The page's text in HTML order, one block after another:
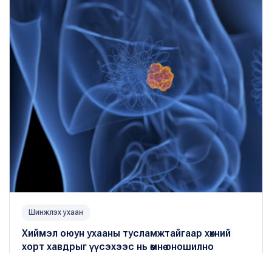
Шинжлэх ухаан
Хиймэл оюун ухааны тусламжтайгаар хөхний
хорт хавдрыг үүсэхээс нь өмнө оношилно